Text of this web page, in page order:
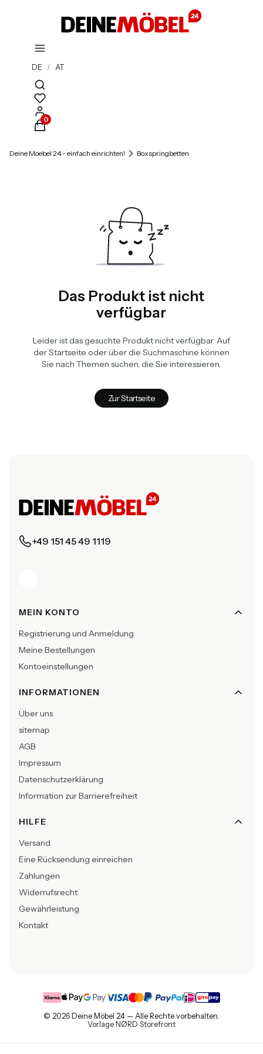
DE / AT
Suchmaschine öffnen
Produkte im Warenkorb: 0. Details anzeigen
Deine Moebel 24 - einfach einrichten! Boxspringbetten
Das Produkt ist nicht
verfügbar
Leider ist das gesuchte Produkt nicht verfügbar. Auf
der Startseite oder über die Suchmaschine können
Sie nach Themen suchen, die Sie interessieren.
Zur Startseite
+49 151 45 49 1119
Fußzeilenmenü
MEIN KONTO
Registrierung und Anmeldung
Meine Bestellungen
Kontoeinstellungen
INFORMATIONEN
Über uns
sitemap
AGB
Impressum
Datenschutzerklärung
Information zur Barrierefreiheit
HILFE
Versand
Eine Rücksendung einreichen
Zahlungen
Widerrufsrecht
Gewährleistung
Kontakt
© 2026 Deine Möbel 24 — Alle Rechte vorbehalten.
Vorlage NØRD Storefront